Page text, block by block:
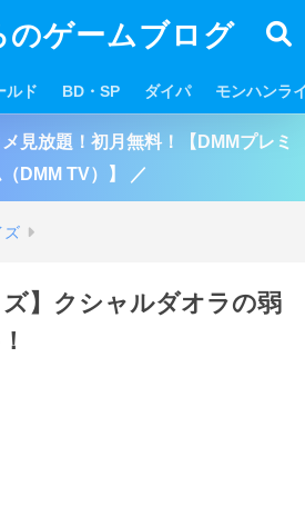
のゲームブログ
ルド BD・SP ダイパ モンハンラ
見放題！初月無料！【DMMプレミ
DMM TV）】 ／
ズ
ズ】クシャルダオラの弱